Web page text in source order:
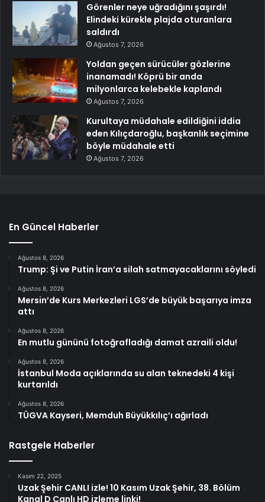
Görenler neye uğradığını şaşırdı!
Elindeki kürekle plajda oturanlara
saldırdı
Ağustos 7, 2026
Yoldan geçen sürücüler gözlerine
inanamadı! Köprü bir anda
milyonlarca kelebekle kaplandı
Ağustos 7, 2026
Kurultaya müdahale edildiğini iddia
eden Kılıçdaroğlu, başkanlık seçimine
böyle müdahale etti
Ağustos 7, 2026
En Güncel Haberler
Ağustos 8, 2026
Trump: Şi ve Putin İran’a silah satmayacaklarını söyledi
Ağustos 8, 2026
Mersin’de Kurs Merkezleri LGS’de büyük başarıya imza
attı
Ağustos 8, 2026
En mutlu gününü fotoğrafladığı damat azraili oldu!
Ağustos 8, 2026
İstanbul Moda açıklarında su alan teknedeki 4 kişi
kurtarıldı
Ağustos 8, 2026
TÜGVA Kayseri, Memduh Büyükkılıç’ı ağırladı
Rastgele Haberler
Kasım 22, 2025
Uzak Şehir CANLI izle! 10 Kasım Uzak Şehir, 38. Bölüm
Kanal D Canlı HD izleme linki!